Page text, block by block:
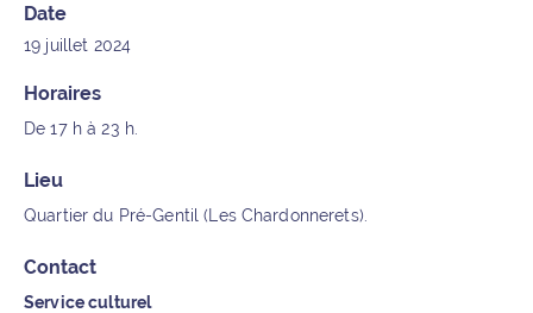
Date
19 juillet 2024
Horaires
De 17 h à 23 h.
Lieu
Quartier du Pré-Gentil (Les Chardonnerets).
Contact
Service culturel